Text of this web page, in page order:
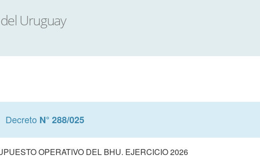
Decreto N° 288/025
OPERATIVO DEL BHU. EJERCICIO 2026